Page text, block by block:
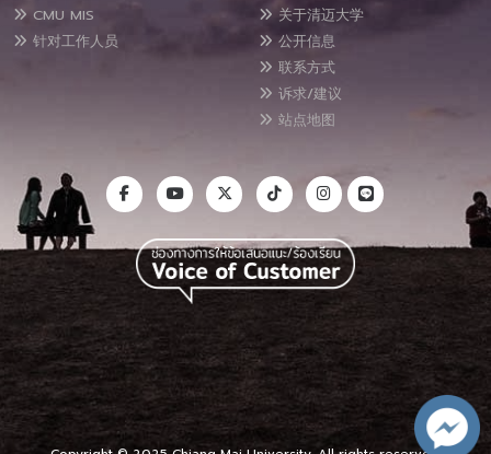
CMU MIS
针对工作人员
关于清迈大学
公开信息
联系方式
诉求/建议
站点地图